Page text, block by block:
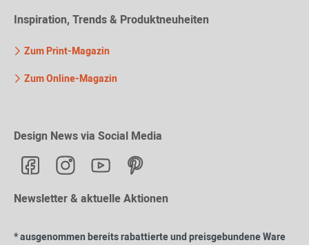
Inspiration, Trends & Produktneuheiten
Zum Print-Magazin
Zum Online-Magazin
Design News via Social Media
Newsletter & aktuelle Aktionen
* ausgenommen bereits rabattierte und preisgebundene Ware